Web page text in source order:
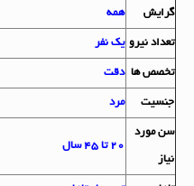
گرايش همه
تعداد نيرو یک نفر
تخصص ها دقت
جنسيت
سن مورد